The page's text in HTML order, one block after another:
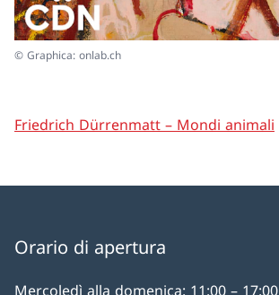
© Graphica: onlab.ch
Friedrich Dürrenmatt – Mondi animali
Orario di apertura
Mercoledì alla domenica: 11:00 – 17:00